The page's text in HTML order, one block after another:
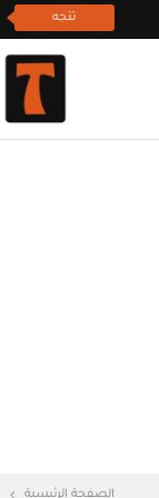
تتجه
الصفحة الرئيسية